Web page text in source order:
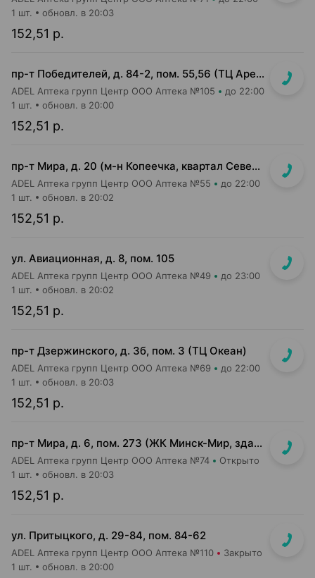
152,51 р.
1 шт. обновл. в 20:03
пр-т Победителей, д. 84-2, пом. 55,56 (ТЦ Арена Сити, напротив центр. входа)
ADEL Аптека групп Центр ООО Аптека №105 до 22:00
152,51 р.
1 шт. обновл. в 20:00
пр-т Мира, д. 20 (м-н Копеечка, квартал Северная Европа)
ADEL Аптека групп Центр ООО Аптека №55 до 22:00
152,51 р.
1 шт. обновл. в 20:02
ул. Авиационная, д. 8, пом. 105
ADEL Аптека групп Центр ООО Аптека №49 до 23:00
152,51 р.
1 шт. обновл. в 20:02
пр-т Дзержинского, д. 3б, пом. 3 (ТЦ Океан)
ADEL Аптека групп Центр ООО Аптека №69 до 22:00
152,51 р.
1 шт. обновл. в 20:03
пр-т Мира, д. 6, пом. 273 (ЖК Минск-Мир, здание Сочи)
ADEL Аптека групп Центр ООО Аптека №74 Открыто
152,51 р.
1 шт. обновл. в 20:03
ул. Притыцкого, д. 29-84, пом. 84-62
ADEL Аптека групп Центр ООО Аптека №110 Закрыто
1 шт. обновл. в 20:00